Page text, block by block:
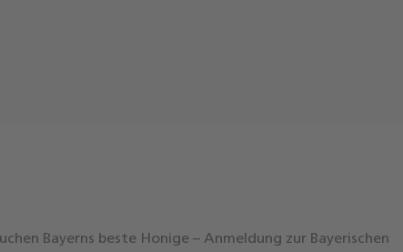
Bayerns beste Honige – Anmeldung zur Bayerischen